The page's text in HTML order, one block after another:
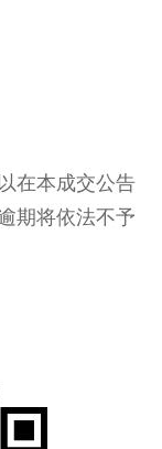
在本成交公告
期将依法不予